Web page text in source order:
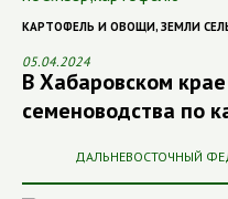
КАРТОФЕЛЬ И ОВОЩИ, ЗЕМЛИ
05.04.2024
В Хабаровском
семеноводства по
ДАЛЬНЕВОСТОЧНЫЙ